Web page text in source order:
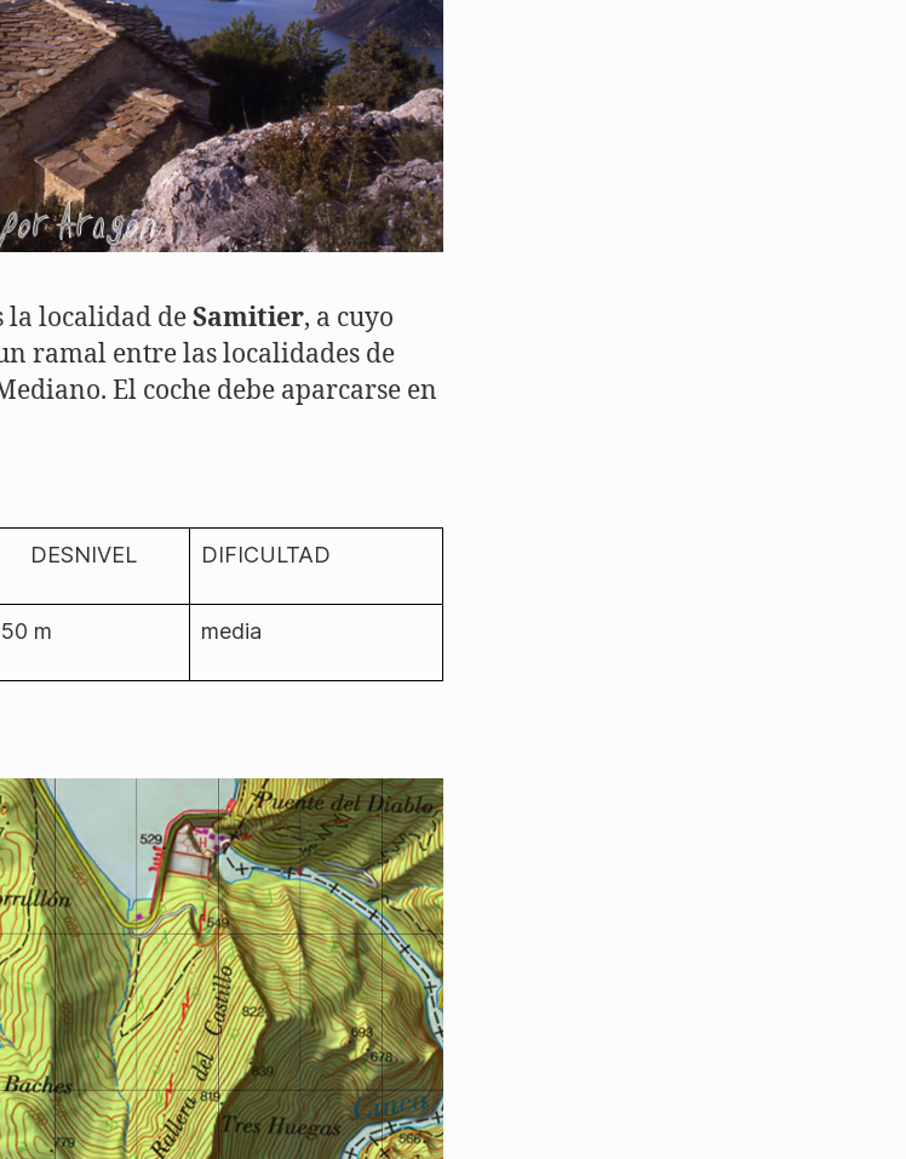
la localidad deSamitier, a cuyo
ramal entre las localidades de
El coche debe aparcarse en
DESNIVEL DIFICULTAD
m media